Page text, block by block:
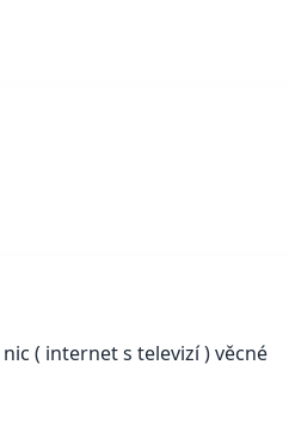
( internet s televizí ) věcné